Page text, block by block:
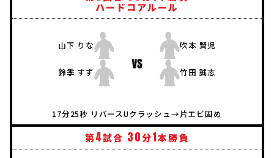
ハードコアルール
山下 りな
鈴季 すず
吹本 賢児
竹田 誠志
17分25秒 リバースUクラッシュ→片エビ固め
第4試合 30分1本勝負